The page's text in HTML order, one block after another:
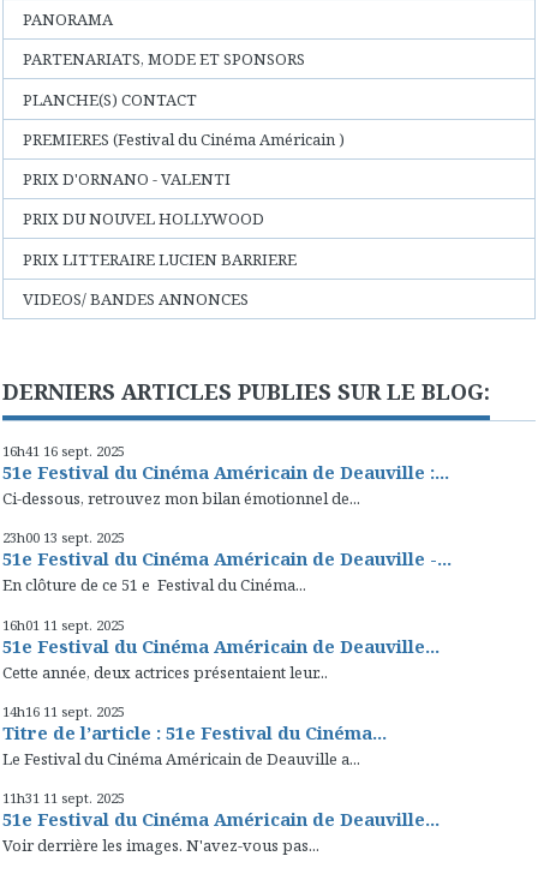
PANORAMA
PARTENARIATS, MODE ET SPONSORS
PLANCHE(S) CONTACT
PREMIERES (Festival du Cinéma Américain )
PRIX D'ORNANO - VALENTI
PRIX DU NOUVEL HOLLYWOOD
PRIX LITTERAIRE LUCIEN BARRIERE
VIDEOS/ BANDES ANNONCES
DERNIERS ARTICLES PUBLIES SUR LE BLOG:
16h41 16 sept. 2025
51e Festival du Cinéma Américain de Deauville :...
Ci-dessous, retrouvez mon bilan émotionnel de...
23h00 13 sept. 2025
51e Festival du Cinéma Américain de Deauville -...
En clôture de ce 51 e Festival du Cinéma...
16h01 11 sept. 2025
51e Festival du Cinéma Américain de Deauville...
Cette année, deux actrices présentaient leur...
14h16 11 sept. 2025
Titre de l’article : 51e Festival du Cinéma...
Le Festival du Cinéma Américain de Deauville a...
11h31 11 sept. 2025
51e Festival du Cinéma Américain de Deauville...
Voir derrière les images. N'avez-vous pas...